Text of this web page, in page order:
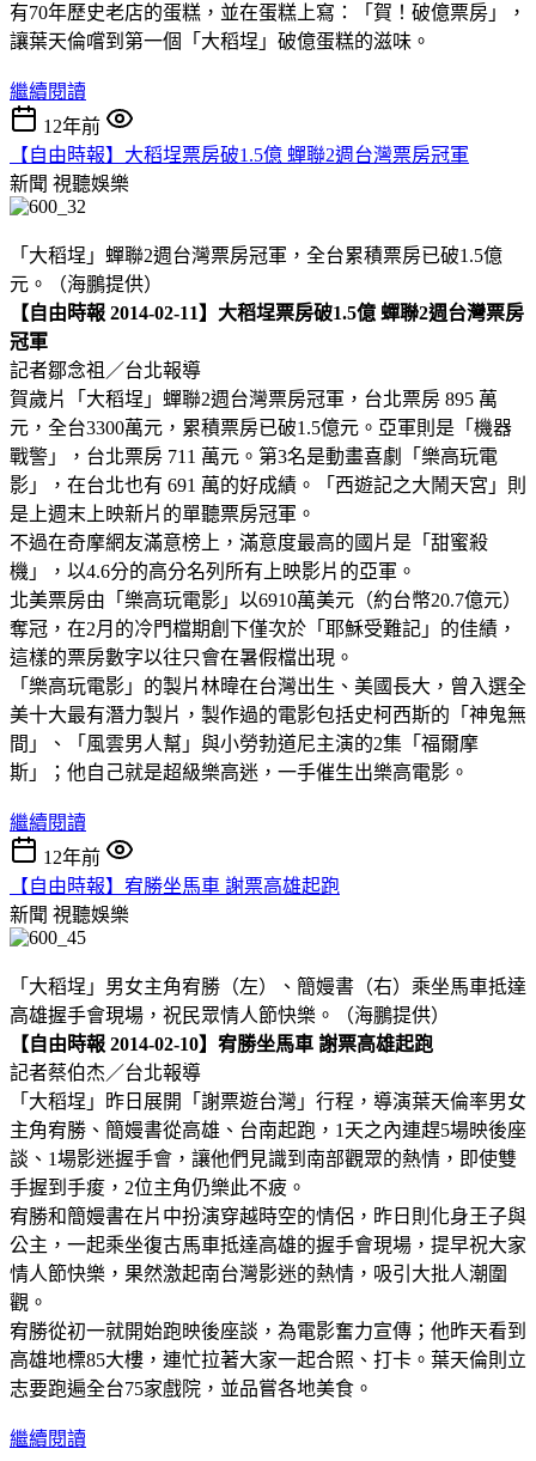
有70年歷史老店的蛋糕，並在蛋糕上寫：「賀！破億票房」，
讓葉天倫嚐到第一個「大稻埕」破億蛋糕的滋味。
繼續閱讀
12年前
【自由時報】大稻埕票房破1.5億 蟬聯2週台灣票房冠軍
新聞 視聽娛樂
「大稻埕」蟬聯2週台灣票房冠軍，全台累積票房已破1.5億
元。（海鵬提供）
【自由時報 2014-02-11】大稻埕票房破1.5億 蟬聯2週台灣票房
冠軍
記者鄒念祖／台北報導
賀歲片「大稻埕」蟬聯2週台灣票房冠軍，台北票房 895 萬
元，全台3300萬元，累積票房已破1.5億元。亞軍則是「機器
戰警」，台北票房 711 萬元。第3名是動畫喜劇「樂高玩電
影」，在台北也有 691 萬的好成績。「西遊記之大鬧天宮」則
是上週末上映新片的單聽票房冠軍。
不過在奇摩網友滿意榜上，滿意度最高的國片是「甜蜜殺
機」，以4.6分的高分名列所有上映影片的亞軍。
北美票房由「樂高玩電影」以6910萬美元（約台幣20.7億元）
奪冠，在2月的冷門檔期創下僅次於「耶穌受難記」的佳績，
這樣的票房數字以往只會在暑假檔出現。
「樂高玩電影」的製片林暐在台灣出生、美國長大，曾入選全
美十大最有潛力製片，製作過的電影包括史柯西斯的「神鬼無
間」、「風雲男人幫」與小勞勃道尼主演的2集「福爾摩
斯」；他自己就是超級樂高迷，一手催生出樂高電影。
繼續閱讀
12年前
【自由時報】宥勝坐馬車 謝票高雄起跑
新聞 視聽娛樂
「大稻埕」男女主角宥勝（左）、簡嫚書（右）乘坐馬車抵達
高雄握手會現場，祝民眾情人節快樂。（海鵬提供）
【自由時報 2014-02-10】宥勝坐馬車 謝票高雄起跑
記者蔡伯杰／台北報導
「大稻埕」昨日展開「謝票遊台灣」行程，導演葉天倫率男女
主角宥勝、簡嫚書從高雄、台南起跑，1天之內連趕5場映後座
談、1場影迷握手會，讓他們見識到南部觀眾的熱情，即使雙
手握到手痠，2位主角仍樂此不疲。
宥勝和簡嫚書在片中扮演穿越時空的情侶，昨日則化身王子與
公主，一起乘坐復古馬車抵達高雄的握手會現場，提早祝大家
情人節快樂，果然激起南台灣影迷的熱情，吸引大批人潮圍
觀。
宥勝從初一就開始跑映後座談，為電影奮力宣傳；他昨天看到
高雄地標85大樓，連忙拉著大家一起合照、打卡。葉天倫則立
志要跑遍全台75家戲院，並品嘗各地美食。
繼續閱讀